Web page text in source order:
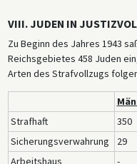
VIII. JUDEN IN
Zu Beginn des Jahres 1943
Reichsgebietes 458 Juden
Arten des Strafvollzugs
Strafhaft
350
Sicherungsverwahrung
29
Arbeitshaus
-